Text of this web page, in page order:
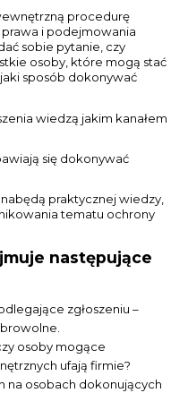
procedurę
i podejmowania
sobie pytanie, czy
osoby, które mogą stać
sposób dokonywać
wiedzą jakim kanałem
się dokonywać
praktycznej wiedzy,
tematu ochrony
następujące
zgłoszeniu –
osoby mogące
ufają firmie?
na osobach dokonujących